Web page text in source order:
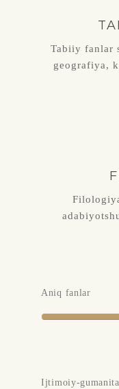
Tabiiy fanlar
geografiya,
Aniq fanlar
Ijtimoiy-